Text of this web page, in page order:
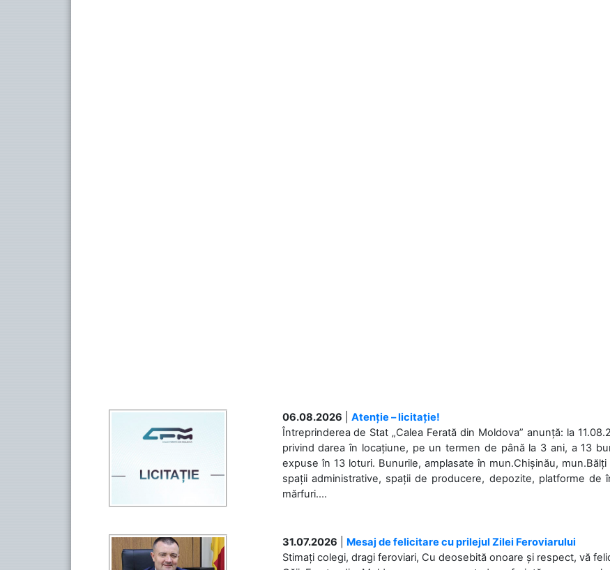
06.08.2026
Atenție – licitație!
Întreprinderea de Stat „Calea Ferată din Moldova” anunță: la
privind darea în locațiune, pe un termen de până la 3 ani, a 13
expuse în 13 loturi. Bunurile, amplasate în mun.Chișinău,
spații administrative, spații de producere, depozite, platforme de
mărfuri....
31.07.2026
Mesaj de felicitare cu prilejul Zilei Feroviarului
Stimați colegi, dragi feroviari, Cu deosebită onoare și respect, vă